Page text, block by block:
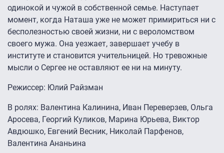
одинокой и чужой в собственной семье. Наступает
момент, когда Наташа уже не может примириться ни с
бесполезностью своей жизни, ни с вероломством
своего мужа. Она уезжает, завершает учебу в
институте и становится учительницей. Но тревожные
мысли о Сергее не оставляют ее ни на минуту.
Режиссер: Юлий Райзман
В ролях: Валентина Калинина, Иван Переверзев, Ольга
Аросева, Георгий Куликов, Марина Юрьева, Виктор
Авдюшко, Евгений Весник, Николай Парфенов,
Валентина Ананьина